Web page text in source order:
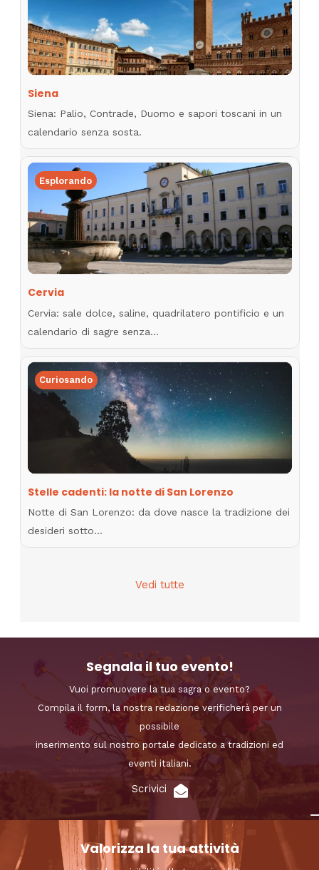
Siena
Siena: Palio, Contrade, Duomo e sapori toscani in un
calendario senza sosta.
Esplorando
Cervia
Cervia: sale dolce, saline, quadrilatero pontificio e un
calendario di sagre senza…
Curiosando
Stelle cadenti: la notte di San Lorenzo
Notte di San Lorenzo: da dove nasce la tradizione dei
desideri sotto…
Vedi tutte
Segnala il tuo evento!
Vuoi promuovere la tua sagra o evento?
Compila il form, la nostra redazione verificherà per un
possibile
inserimento sul nostro portale dedicato a tradizioni ed
eventi italiani.
Scrivici
Valorizza la tua attività